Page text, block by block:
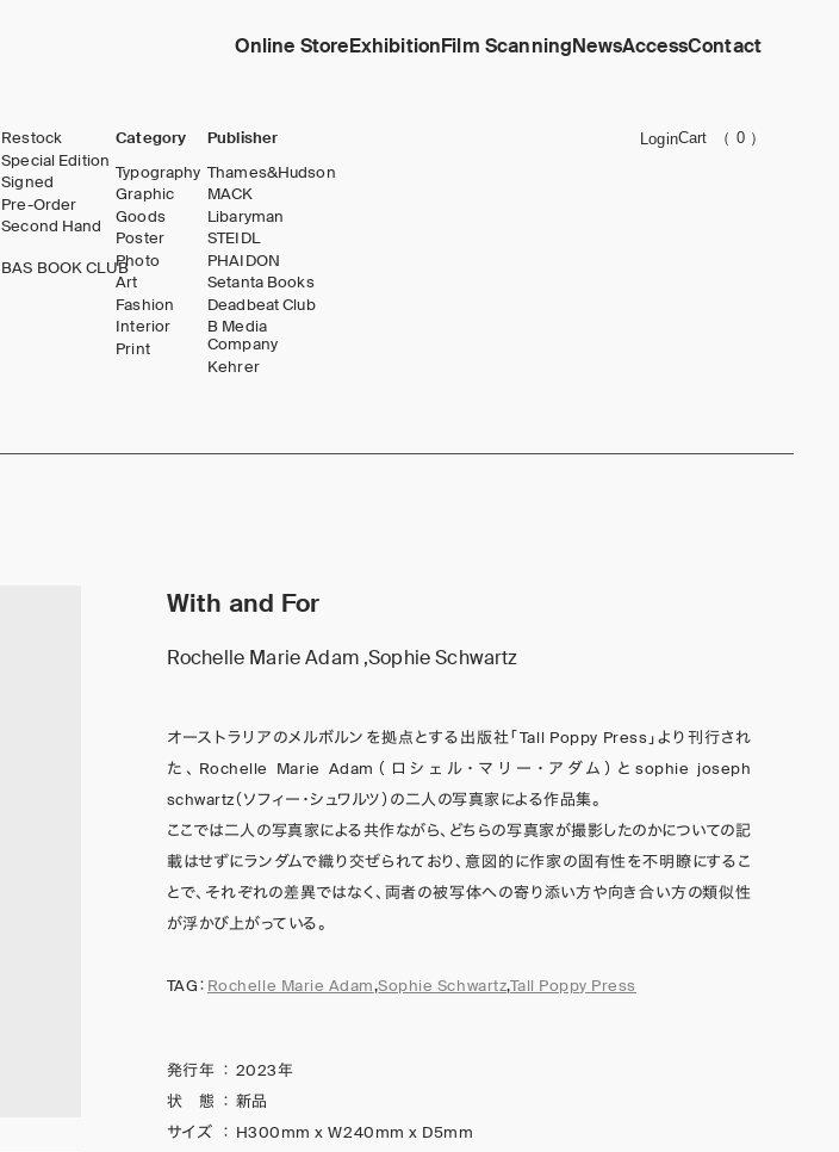
Online StoreExhibitionFilm ScanningNewsAccessContact
LoginCart （ 0 ）
Restock
Special Edition
Signed
Pre-Order
Second Hand
BAS BOOK CLUB
Category
Typography
Graphic
Goods
Poster
Photo
Art
Fashion
Interior
Print
Publisher
Thames&Hudson
MACK
Libaryman
STEIDL
PHAIDON
Setanta Books
Deadbeat Club
B Media
Company
Kehrer
With and For
Rochelle Marie Adam ,Sophie Schwartz
オーストラリアのメルボルンを拠点とする出版社「Tall Poppy Press」より刊行され
た、Rochelle Marie Adam（ロシェル・マリー・アダム）とsophie joseph
schwartz（ソフィー・シュワルツ）の二人の写真家による作品集。
ここでは二人の写真家による共作ながら、どちらの写真家が撮影したのかについての記
載はせずにランダムで織り交ぜられており、意図的に作家の固有性を不明瞭にするこ
とで、それぞれの差異ではなく、両者の被写体への寄り添い方や向き合い方の類似性
が浮かび上がっている。
TAG： Rochelle Marie Adam,Sophie Schwartz,Tall Poppy Press
発行年 ： 2023年
状 態 ： 新品
サイズ
： H300mm x W240mm x D5mm